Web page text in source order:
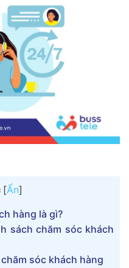
[Ẩn]
hàng là gì?
sách chăm sóc khách
sóc khách hàng